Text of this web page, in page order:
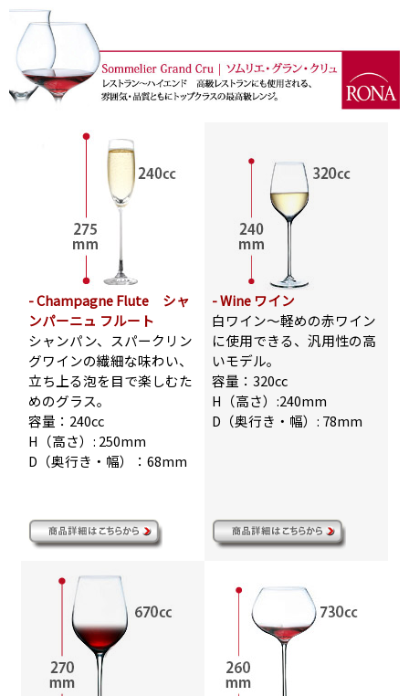
- Champagne Flute シャ
ンパーニュ フルート
シャンパン、スパークリン
グワインの繊細な味わい、
立ち上る泡を目で楽しむた
めのグラス。
容量：240cc
H（高さ）: 250mm
D（奥行き・幅）：68mm
- Wine ワイン
白ワイン～軽めの赤ワイン
に使用できる、汎用性の高
いモデル。
容量：320cc
H（高さ）:240mm
D（奥行き・幅）: 78mm